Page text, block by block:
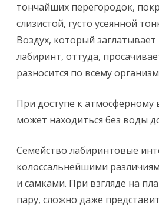
тончайших перегородок,
слизистой, густо усеянной
Воздух, который
лабиринт, оттуда,
разносится по всему
При доступе к атмосферному
может находиться без воды
Семейство лабиринтовые
колоссальнейшими
и самками. При взгляде на
пару, сложно даже